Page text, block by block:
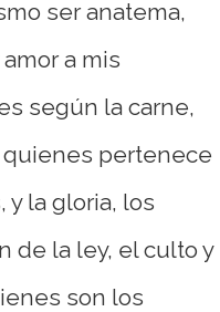
ser anatema,
a mis
según la carne,
quienes pertenece
y la gloria, los
de la ley, el culto y
son los